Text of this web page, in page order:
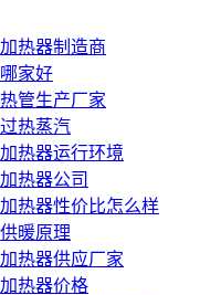
热器制造商
家好
管生产厂家
热蒸汽
热器运行环境
热器公司
热器性价比怎么样
暖原理
热器供应厂家
热器价格